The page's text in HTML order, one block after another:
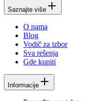
Saznajte više
O nama
Blog
Vodič za izbor
Sva rešenja
Gde kupiti
Informacije